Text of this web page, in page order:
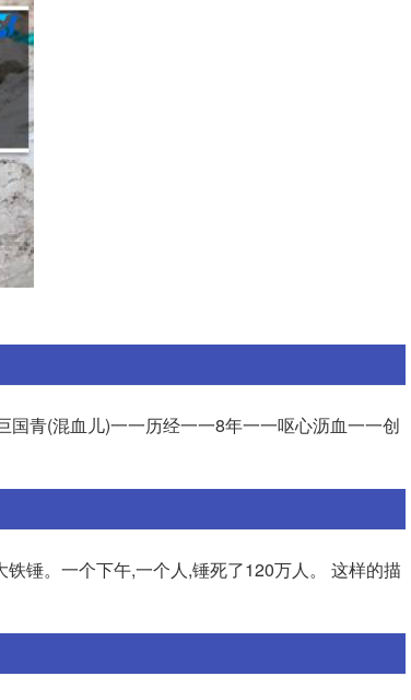
青(混血儿)一一历经一一8年一一呕心沥血一一创
锤。一个下午,一个人,锤死了120万人。 这样的描